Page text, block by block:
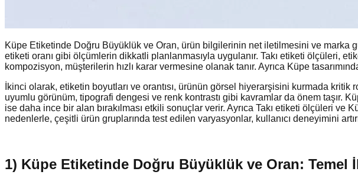
Küpe Etiketinde Doğru Büyüklük ve Oran, ürün bilgilerinin net iletilmesini ve
etiketi oranı gibi ölçümlerin dikkatli planlanmasıyla uygulanır. Takı etiketi ölçüleri,
kompozisyon, müşterilerin hızlı karar vermesine olanak tanır. Ayrıca Küpe
İkinci olarak, etiketin boyutları ve orantısı, ürünün görsel hiyerarşisini kurmada
uyumlu görünüm, tipografi dengesi ve renk kontrastı gibi kavramlar da önem taşır.
ise daha ince bir alan bırakılması etkili sonuçlar verir. Ayrıca Takı etiketi ölçüleri
nedenlerle, çeşitli ürün gruplarında test edilen varyasyonlar, kullanıcı deneyimini
1) Küpe Etiketinde Doğru Büyüklük ve Oran: Temel